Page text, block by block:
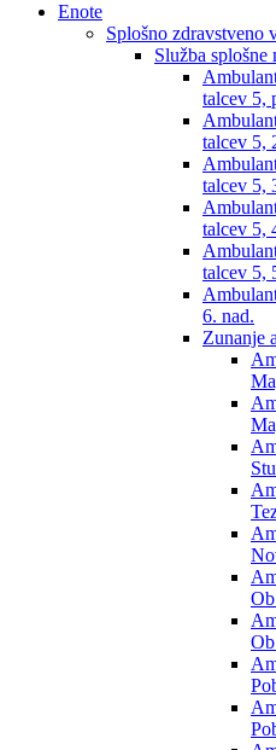
Enote
Splošno zdravstveno
Služba splošne
talcev 5,
talcev 5,
talcev 5,
talcev 5,
talcev 5,
6. nad.
Zunanje